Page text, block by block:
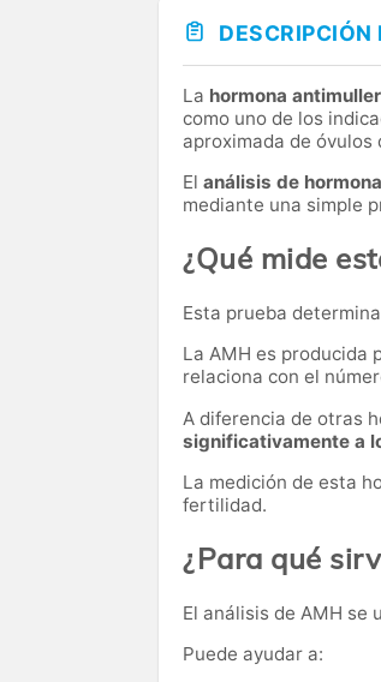
DESCRIPCIÓN
La hormona
como uno de los
aproximada de óvulos
El análisis de
mediante una simple
¿Qué mide
Esta prueba
La AMH es producida
relaciona con el
A diferencia de otras
significativamente a
La medición de esta
fertilidad.
¿Para qué
El análisis de AMH
Puede ayudar a: